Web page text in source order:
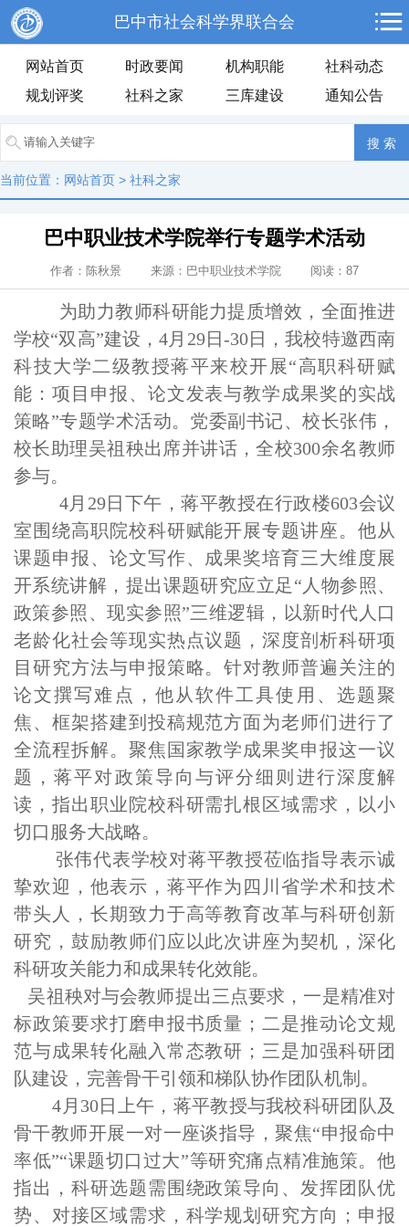
巴中市社会科学界联合会
网站首页 时政要闻 机构职能
社科动态
规划评奖
社科之家 三库建设 通知公告
当前位置： 网站首页 > 社科之家
巴中职业技术学院举行专题学术活动
作者：陈秋景 来源：巴中职业技术学院 阅读： 87
为助力教师科研能力提质增效，全面推进
学校“双高”建设，4月29日-30日，我校特邀西南
科技大学二级教授蒋平来校开展“高职科研赋
能：项目申报、论文发表与教学成果奖的实战
策略”专题学术活动。党委副书记、校长张伟，
校长助理吴祖秧出席并讲话，全校300余名教师
参与。
4月29日下午，蒋平教授在行政楼603会议
室围绕高职院校科研赋能开展专题讲座。他从
课题申报、论文写作、成果奖培育三大维度展
开系统讲解，提出课题研究应立足“人物参照、
政策参照、现实参照”三维逻辑，以新时代人口
老龄化社会等现实热点议题，深度剖析科研项
目研究方法与申报策略。针对教师普遍关注的
论文撰写难点，他从软件工具使用、选题聚
焦、框架搭建到投稿规范方面为老师们进行了
全流程拆解。聚焦国家教学成果奖申报这一议
题，蒋平对政策导向与评分细则进行深度解
读，指出职业院校科研需扎根区域需求，以小
切口服务大战略。
张伟代表学校对蒋平教授莅临指导表示诚
挚欢迎，他表示，蒋平作为四川省学术和技术
带头人，长期致力于高等教育改革与科研创新
研究，鼓励教师们应以此次讲座为契机，深化
科研攻关能力和成果转化效能。
吴祖秧对与会教师提出三点要求，一是精准对
标政策要求打磨申报书质量；二是推动论文规
范与成果转化融入常态教研；三是加强科研团
队建设，完善骨干引领和梯队协作团队机制。
4月30日上午，蒋平教授与我校科研团队及
骨干教师开展一对一座谈指导，聚焦“申报命中
率低”“课题切口过大”等研究痛点精准施策。他
指出，科研选题需围绕政策导向、发挥团队优
势、对接区域需求，科学规划研究方向；申报